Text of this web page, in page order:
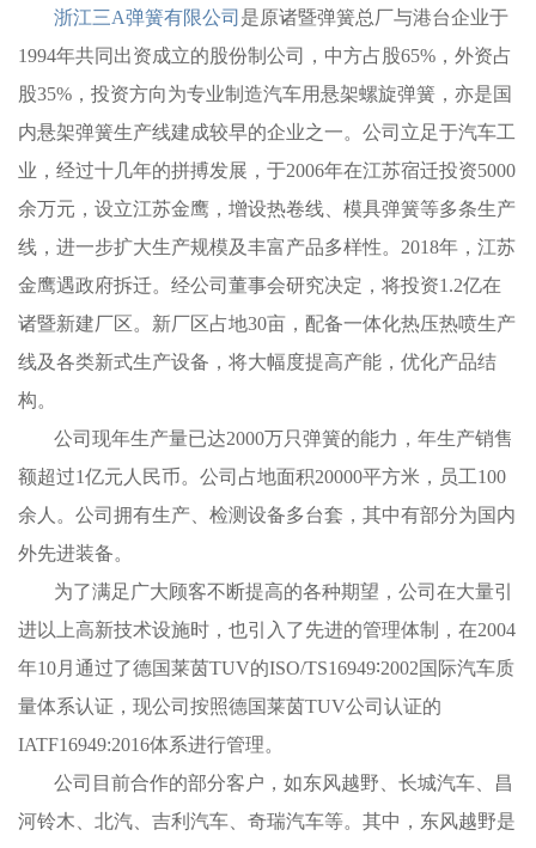
浙江三A弹簧有限公司 是原诸暨弹簧总厂与港台企业于
1994年共同出资成立的股份制公司，中方占股65%，外资占
股35%，投资方向为专业制造汽车用悬架螺旋弹簧，亦是国
内悬架弹簧生产线建成较早的企业之一。公司立足于汽车工
业，经过十几年的拼搏发展，于2006年在江苏宿迁投资5000
余万元，设立江苏金鹰，增设热卷线、模具弹簧等多条生产
线，进一步扩大生产规模及丰富产品多样性。2018年，江苏
金鹰遇政府拆迁。经公司董事会研究决定，将投资1.2亿在
诸暨新建厂区。新厂区占地30亩，配备一体化热压热喷生产
线及各类新式生产设备，将大幅度提高产能，优化产品结
构。
公司现年生产量已达2000万只弹簧的能力，年生产销售
额超过1亿元人民币。公司占地面积20000平方米，员工100
余人。公司拥有生产、检测设备多台套，其中有部分为国内
外先进装备。
为了满足广大顾客不断提高的各种期望，公司在大量引
进以上高新技术设施时，也引入了先进的管理体制，在2004
年10月通过了德国莱茵TUV的ISO/TS16949∶2002国际汽车质
量体系认证，现公司按照德国莱茵TUV公司认证的
IATF16949:2016体系进行管理。
公司目前合作的部分客户，如东风越野、长城汽车、昌
河铃木、北汽、吉利汽车、奇瑞汽车等。其中，东风越野是